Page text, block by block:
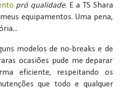
pró qualidade. E a TS Shara
equipamentos. Uma pena,
modelos de no-breaks e de
ocasiões pude me deparar
eficiente, respeitando os
que todo e qualquer